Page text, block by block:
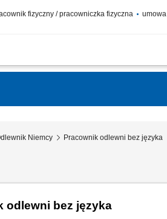
fizyczny / pracowniczka fizyczna
stanowiska: Realizowanie wymiany oraz
Niemcy Pracownik odlewni bez języka
odlewni bez języka